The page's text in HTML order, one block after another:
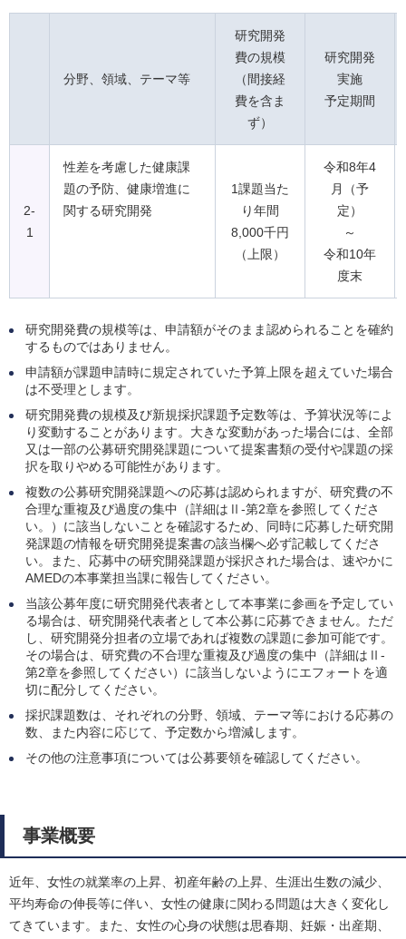
分野、領域、テーマ等
研究開発
費の規模
（間接経
費を含ま
ず）
研究開発
実施
予定期間
2-
1
性差を考慮した健康課
題の予防、健康増進に
関する研究開発
1課題当た
り年間
8,000千円
（上限）
令和8年4
月（予
定）
～
令和10年
度末
研究開発費の規模等は、申請額がそのまま認められることを確約
するものではありません。
申請額が課題申請時に規定されていた予算上限を超えていた場合
は不受理とします。
研究開発費の規模及び新規採択課題予定数等は、予算状況等によ
り変動することがあります。大きな変動があった場合には、全部
又は一部の公募研究開発課題について提案書類の受付や課題の採
択を取りやめる可能性があります。
複数の公募研究開発課題への応募は認められますが、研究費の不
合理な重複及び過度の集中（詳細はⅡ-第2章を参照してくださ
い。）に該当しないことを確認するため、同時に応募した研究開
発課題の情報を研究開発提案書の該当欄へ必ず記載してくださ
い。また、応募中の研究開発課題が採択された場合は、速やかに
AMEDの本事業担当課に報告してください。
当該公募年度に研究開発代表者として本事業に参画を予定してい
る場合は、研究開発代表者として本公募に応募できません。ただ
し、研究開発分担者の立場であれば複数の課題に参加可能です。
その場合は、研究費の不合理な重複及び過度の集中（詳細はⅡ-
第2章を参照してください）に該当しないようにエフォートを適
切に配分してください。
採択課題数は、それぞれの分野、領域、テーマ等における応募の
数、また内容に応じて、予定数から増減します。
その他の注意事項については公募要領を確認してください。
事業概要
近年、女性の就業率の上昇、初産年齢の上昇、生涯出生数の減少、
平均寿命の伸長等に伴い、女性の健康に関わる問題は大きく変化し
てきています。また、女性の心身の状態は思春期、妊娠・出産期、